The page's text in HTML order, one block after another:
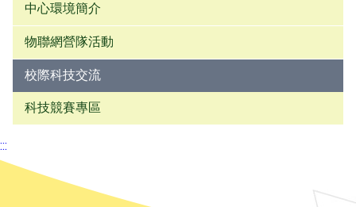
中心環境簡介
物聯網營隊活動
校際科技交流
科技競賽專區
:::